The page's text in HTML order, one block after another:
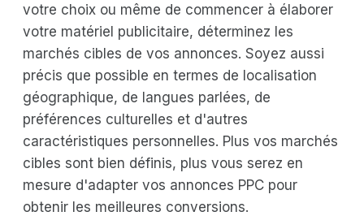
votre choix ou même de commencer à élaborer
votre matériel publicitaire, déterminez les
marchés cibles de vos annonces. Soyez aussi
précis que possible en termes de localisation
géographique, de langues parlées, de
préférences culturelles et d'autres
caractéristiques personnelles. Plus vos marchés
cibles sont bien définis, plus vous serez en
mesure d'adapter vos annonces PPC pour
obtenir les meilleures conversions.